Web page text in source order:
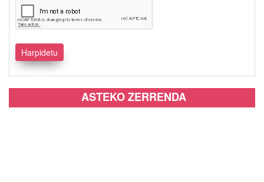
ASTEKO ZERRENDA